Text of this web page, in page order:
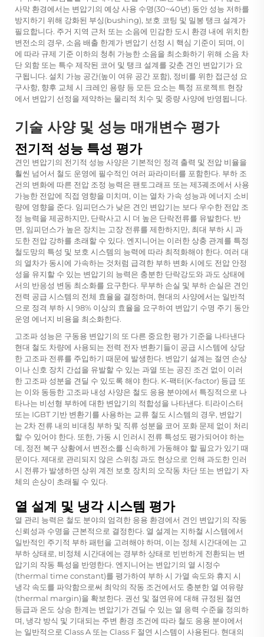
사막 환경에서는 변압기의 예상 사용 수명(30~40년) 동안 성능 저하를
방지하기 위해 강화된 부싱(bushing), 보호 코팅 및 밀봉 탱크 설계가
필요합니다. 주거 지역 근처 또는 소음에 민감한 도시 환경 내에 위치한
변전소의 경우, 소음 배출 한계가 변압기 선정 시 핵심 기준이 되며, 이
에 따라 규제 기준 이하의 청취 가능한 소음을 최소화하기 위해 소음 차
단 외함 또는 특수 제작된 코어 및 탱크 설계를 갖춘 견인 변압기가 요
구됩니다. 설치 가능 공간(높이 여유 공간 포함), 정비를 위한 접근성 요
구사항, 향후 교체 시 크레인 용량 등 모든 요소는 특정 프로젝트 현장
에서 변압기 선정을 제약하는 물리적 치수 및 중량 사양에 반영됩니다.
기술 사양 및 성능 매개변수 평가
전기적 성능 특성 평가
견인 변압기의 전기적 성능 사양은 기본적인 정격 출력 및 전압 비율을
훨씬 넘어서 철도 운영에 필수적인 여러 파라미터를 포함한다. 부하 조
건의 변화에 따른 전압 조정 능력은 팬토그래프 또는 제3궤조에서 사용
가능한 전압에 직접 영향을 미치며, 이는 열차 가속 성능과 에너지 소비
량에 영향을 준다. 임피던스가 낮은 견인 변압기는 보다 우수한 전압 조
정 능력을 제공하지만, 단락사고 시 더 높은 단락전류를 유발한다. 반
면, 임피던스가 높은 장치는 고장 전류를 제한하지만, 최대 부하 시 과
도한 전압 강하를 초래할 수 있다. 엔지니어는 이러한 상충 관계를 특정
철도망의 특성 및 보호 시스템의 능력에 따라 최적화해야 한다. 여러 대
의 열차가 동시에 가속하는 것처럼 급격한 부하 변화 시에도 전압 안정
성을 유지할 수 있는 변압기의 능력은 충분한 단락강도와 과도 상태에
서의 반응성 변동 최소화를 요구한다. 무부하 손실 및 부하 손실은 견인
전력 공급 시스템의 전체 효율을 결정하며, 현대의 사양에서는 일반적
으로 정격 부하 시 98% 이상의 효율을 요구하여 변압기 수명 주기 동안
운영 에너지 비용을 최소화한다.
고조파 성능은 구동용 변압기의 또 다른 중요한 평가 기준을 나타낸다
현대 철도 차량에 사용되는 전력 전자 변환기들이 공급 시스템에 상당
한 고조파 전류를 주입하기 때문에 발생한다. 변압기 설계는 절연 손상
이나 신호 장치 간섭을 유발할 수 있는 과열 또는 공진 조건 없이 이러
한 고조파 성분을 견딜 수 있도록 해야 한다. K-팩터(K-factor) 등급 또
는 이와 동등한 고조파 내성 사양은 철도 응용 분야에서 특징적으로 나
타나는 비선형 부하에 대한 변압기의 적합성을 나타낸다. 티라이스터
또는 IGBT 기반 변환기를 사용하는 교류 철도 시스템의 경우, 변압기
는 2차 전류 내의 비대칭 부하 및 직류 성분을 코어 포화 문제 없이 처리
할 수 있어야 한다. 또한, 가동 시 인러시 전류 특성도 평가되어야 하는
데, 정전 복구 상황에서 변전소를 신속하게 가동해야 할 필요가 있기 때
문이다. 제대로 관리되지 않은 스위칭 과도 현상으로 인해 과도한 인러
시 전류가 발생하면 상위 계전 보호 장치의 오작동 차단 또는 변압기 자
체의 손상이 초래될 수 있다.
열 설계 및 냉각 시스템 평가
열 관리 능력은 철도 분야의 엄격한 응용 환경에서 견인 변압기의 작동
신뢰성과 수명을 근본적으로 결정한다. 열 설계는 지하철 시스템에서
일반적인 주기적 부하 패턴을 고려해야 하며, 이는 정체 시간대에는 고
부하 상태로, 비정체 시간대에는 경부하 상태로 빈번하게 전환되는 변
압기의 작동 특성을 반영한다. 엔지니어는 변압기의 열 시정수
(thermal time constant)를 평가하여 부하 시 가열 속도와 휴지 시
냉각 속도를 파악함으로써 최악의 작동 조건에서도 충분한 열 여유량
(thermal margin)을 확보한다. 권선 및 절연유에 대해 규정된 절연
등급과 온도 상승 한계는 변압기가 견딜 수 있는 열 응력 수준을 정의하
며, 냉각 방식 및 기대되는 주변 환경 조건에 따라 철도 응용 분야에서
는 일반적으로 Class A 또는 Class F 절연 시스템이 사용된다. 현대의